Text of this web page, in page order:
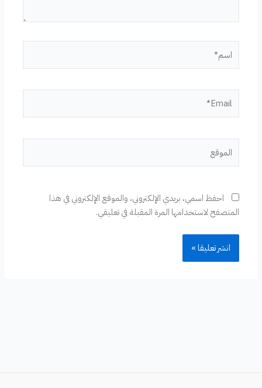
احفظ اسمي، بريدي الإلكتروني، والموقع الإلكتروني في هذا
المتصفح لاستخدامها المرة المقبلة في تعليقي.